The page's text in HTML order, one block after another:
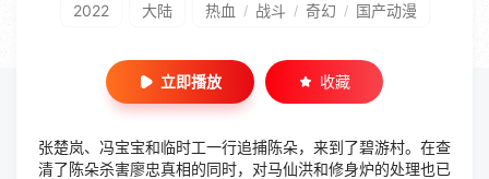
2022 大陆 热血 / 战斗 / 奇幻 / 国产动漫
立即播放 收藏
张楚岚、冯宝宝和临时工一行追捕陈朵，来到了碧游村。在查
清了陈朵杀害廖忠真相的同时，对马仙洪和修身炉的处理也已